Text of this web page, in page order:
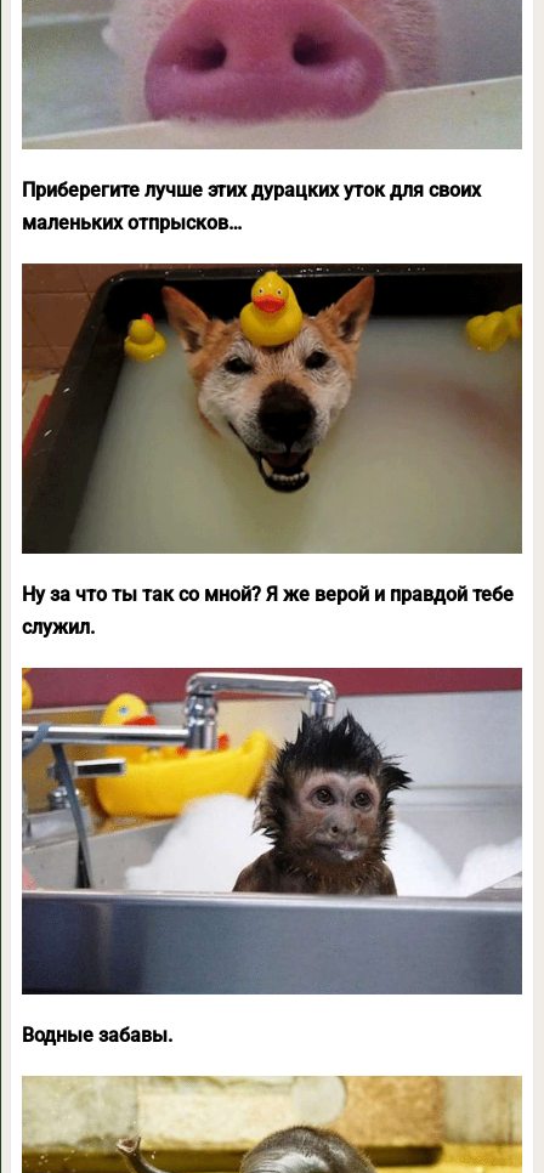
Приберегите лучше этих дурацких уток для своих
маленьких отпрысков…
Ну за что ты так со мной? Я же верой и правдой тебе
служил.
Водные забавы.